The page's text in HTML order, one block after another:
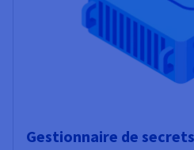
Gestionnaire de secrets